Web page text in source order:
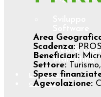
Web &
Marketing
Lavora con noi
Contatti
Area
Scadenza:
Beneficiari:
Settore:
Spese
Agevolazione: